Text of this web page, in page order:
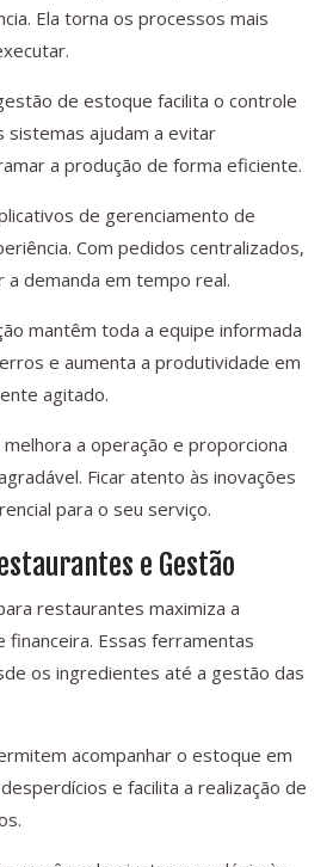
Ela torna os processos mais
de estoque facilita o controle
sistemas ajudam a evitar
a produção de forma eficiente.
de gerenciamento de
Com pedidos centralizados,
a demanda em tempo real.
mantêm toda a equipe informada
e aumenta a produtividade em
agitado.
a operação e proporciona
Ficar atento às inovações
para o seu serviço.
e Gestão
restaurantes maximiza a
financeira. Essas ferramentas
os ingredientes até a gestão das
acompanhar o estoque em
e facilita a realização de